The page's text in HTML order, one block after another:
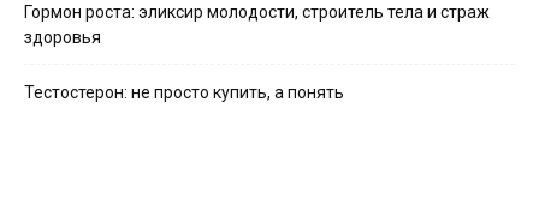
Гормон роста: эликсир молодости, строитель тела и страж
здоровья
Тестостерон: не просто купить, а понять